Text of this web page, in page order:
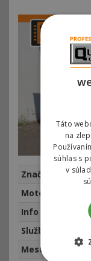
Značka
Fiat
Motor
Info
Služba
Mesto
Táto
na
súhlas s
v